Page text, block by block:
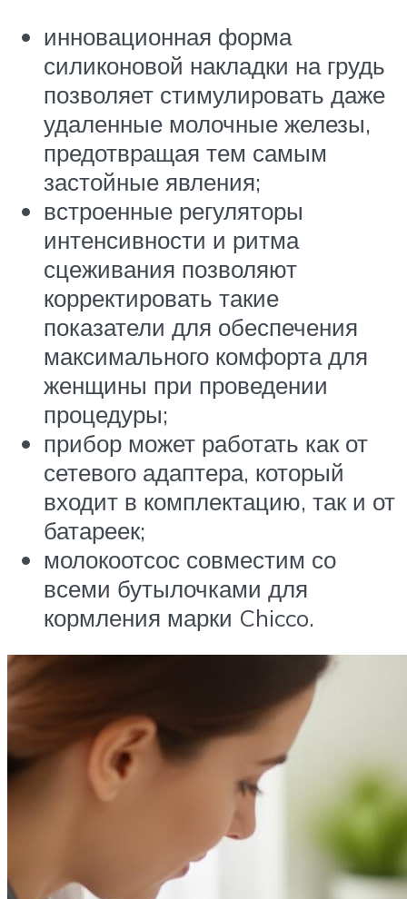
инновационная форма
силиконовой накладки на грудь
позволяет стимулировать даже
удаленные молочные железы,
предотвращая тем самым
застойные явления;
встроенные регуляторы
интенсивности и ритма
сцеживания позволяют
корректировать такие
показатели для обеспечения
максимального комфорта для
женщины при проведении
процедуры;
прибор может работать как от
сетевого адаптера, который
входит в комплектацию, так и от
батареек;
молокоотсос совместим со
всеми бутылочками для
кормления марки Chicco.